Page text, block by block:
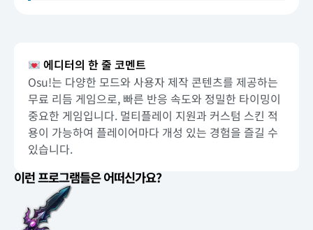
에디터의 한 줄 코멘트
Osu!는 다양한 모드와 사용자 제작 콘텐츠를 제공하는
무료 리듬 게임으로, 빠른 반응 속도와 정밀한 타이밍이
중요한 게임입니다. 멀티플레이 지원과 커스텀 스킨 적
용이 가능하여 플레이어마다 개성 있는 경험을 즐길 수
있습니다.
이런 프로그램들은 어떠신가요?